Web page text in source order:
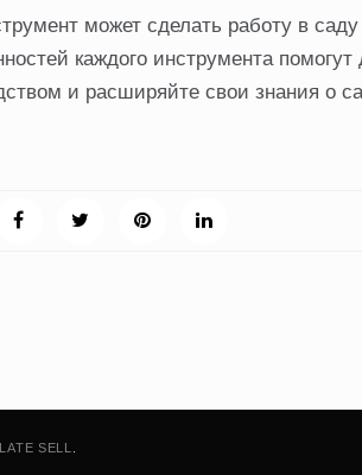
может сделать работу в
каждого инструмента помогут
и расширяйте свои знания о
SELL